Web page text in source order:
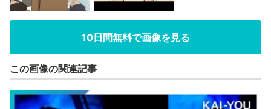
10日間無料で画像を見る
この画像の関連記事